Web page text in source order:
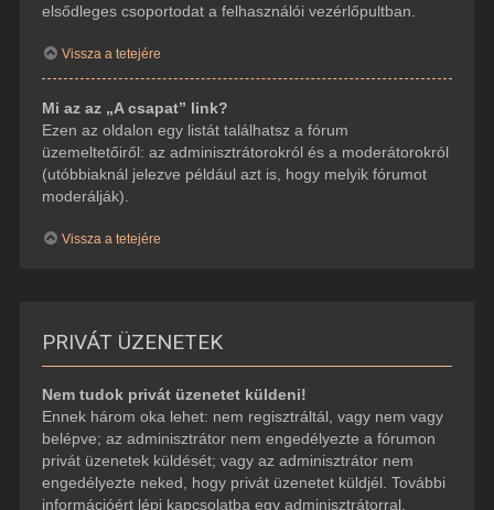
elsődleges csoportodat a felhasználói vezérlőpultban.
Vissza a tetejére
Mi az az „A csapat” link?
Ezen az oldalon egy listát találhatsz a fórum
üzemeltetőiről: az adminisztrátorokról és a moderátorokról
(utóbbiaknál jelezve például azt is, hogy melyik fórumot
moderálják).
Vissza a tetejére
PRIVÁT ÜZENETEK
Nem tudok privát üzenetet küldeni!
Ennek három oka lehet: nem regisztráltál, vagy nem vagy
belépve; az adminisztrátor nem engedélyezte a fórumon
privát üzenetek küldését; vagy az adminisztrátor nem
engedélyezte neked, hogy privát üzenetet küldjél. További
információért lépj kapcsolatba egy adminisztrátorral.